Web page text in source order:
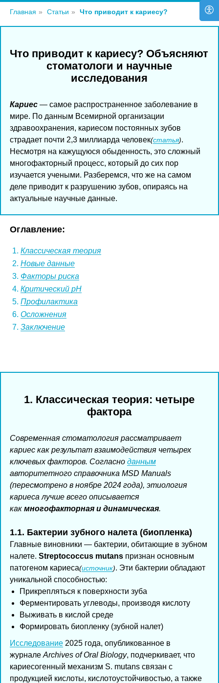
Главная » Статьи » Что приводит к кариесу?
Что приводит к кариесу? Объясняют
стоматологи и научные
исследования
Кариес — самое распространенное заболевание в
мире. По данным Всемирной организации
здравоохранения, кариесом постоянных зубов
страдает почти 2,3 миллиарда человек(статья).
Несмотря на кажущуюся обыденность, это сложный
многофакторный процесс, который до сих пор
изучается учеными. Разберемся, что же на самом
деле приводит к разрушению зубов, опираясь на
актуальные научные данные.
Оглавление:
Классическая теория
Новые данные
Факторы риска
Критический pH
Профилактика
Осложнения
Заключение
1. Классическая теория: четыре
фактора
Современная стоматология рассматривает
кариес как результат взаимодействия четырех
ключевых факторов. Согласно данным
авторитетного справочника MSD Manuals
(пересмотрено в ноябре 2024 года), этиология
кариеса лучше всего описывается
как многофакторная и динамическая.
1.1. Бактерии зубного налета (биопленка)
Главные виновники — бактерии, обитающие в зубном
налете. Streptococcus mutans признан основным
патогеном кариеса(источник). Эти бактерии обладают
уникальной способностью:
Прикрепляться к поверхности зуба
Ферментировать углеводы, производя кислоту
Выживать в кислой среде
Формировать биопленку (зубной налет)
Исследование 2025 года, опубликованное в
журнале Archives of Oral Biology, подчеркивает, что
кариесогенный механизм S. mutans связан с
продукцией кислоты, кислотоустойчивостью, а также